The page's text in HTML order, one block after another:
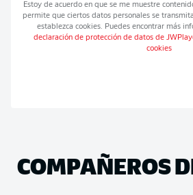
Estoy de acuerdo en que se me muestre
permite que ciertos datos personales se
establezca cookies. Puedes encontrar más
declaración de protección de datos de
cookies
COMPAÑEROS